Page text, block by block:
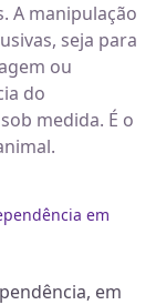
A manipulação
seja para
ou
do
medida. É o
em
em